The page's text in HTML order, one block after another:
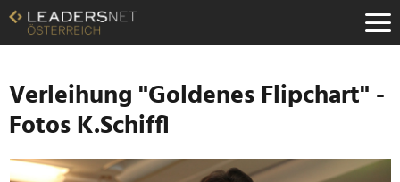
Zum
Inhalt
Zur
Navigation
Zur
Hauptnavigation
Verleihung "Goldenes Flipchart" -
Fotos K.Schiffl